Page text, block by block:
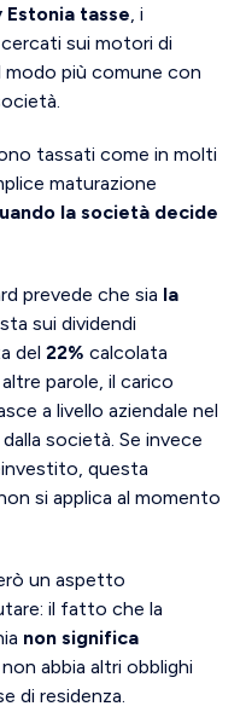
Estonia tasse , i
sui motori di
modo più comune con
tassati come in molti
maturazione
la società decide
prevede che sia la
sui dividendi
del 22% calcolata
parole, il carico
a livello aziendale nel
società. Se invece
questa
si applica al momento
un aspetto
il fatto che la
non significa
abbia altri obblighi
di residenza.